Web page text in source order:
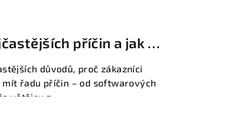
příčin a jak je
důvodů, proč zákazníci
řadu příčin – od softwarových
většinu z...